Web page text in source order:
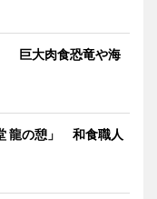
巨大肉食恐竜や海
龍の憩」 和食職人